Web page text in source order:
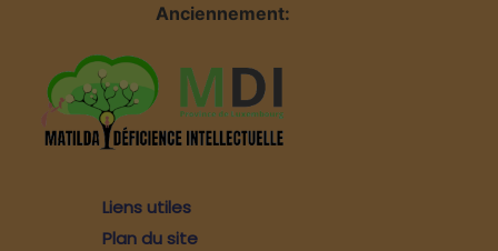
Anciennement:
Liens utiles
Plan du site